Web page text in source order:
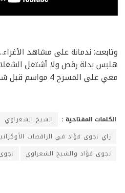
وتابعت: ندمانة على مشاهد
هلبس بدلة رقص ولا أشتغل
معي على المسرح 4 مواسم قبل شهرته.
الكلمات المفتاحية : الشيخ الشعراوي
راي نجوى فؤاد في الراقصات
نجوى فؤاد والشيخ الشعراوي